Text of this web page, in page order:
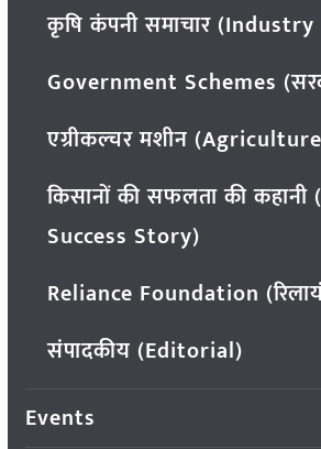
कृषि कंपनी समाचार
Government Schemes
एग्रीकल्चर मशीन
किसानों की सफलता की कहानी
Success Story)
Reliance Foundation
संपादकीय (Editorial)
Events